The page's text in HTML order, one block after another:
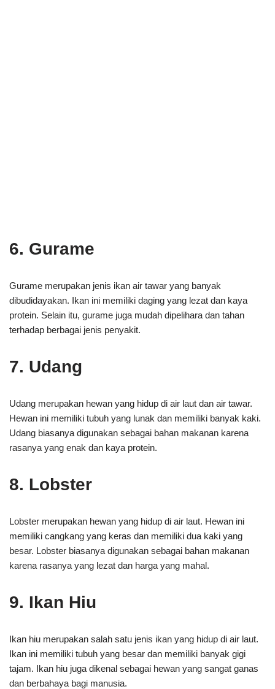
6. Gurame
Gurame merupakan jenis ikan air tawar yang banyak
dibudidayakan. Ikan ini memiliki daging yang lezat dan kaya
protein. Selain itu, gurame juga mudah dipelihara dan tahan
terhadap berbagai jenis penyakit.
7. Udang
Udang merupakan hewan yang hidup di air laut dan air tawar.
Hewan ini memiliki tubuh yang lunak dan memiliki banyak kaki.
Udang biasanya digunakan sebagai bahan makanan karena
rasanya yang enak dan kaya protein.
8. Lobster
Lobster merupakan hewan yang hidup di air laut. Hewan ini
memiliki cangkang yang keras dan memiliki dua kaki yang
besar. Lobster biasanya digunakan sebagai bahan makanan
karena rasanya yang lezat dan harga yang mahal.
9. Ikan Hiu
Ikan hiu merupakan salah satu jenis ikan yang hidup di air laut.
Ikan ini memiliki tubuh yang besar dan memiliki banyak gigi
tajam. Ikan hiu juga dikenal sebagai hewan yang sangat ganas
dan berbahaya bagi manusia.